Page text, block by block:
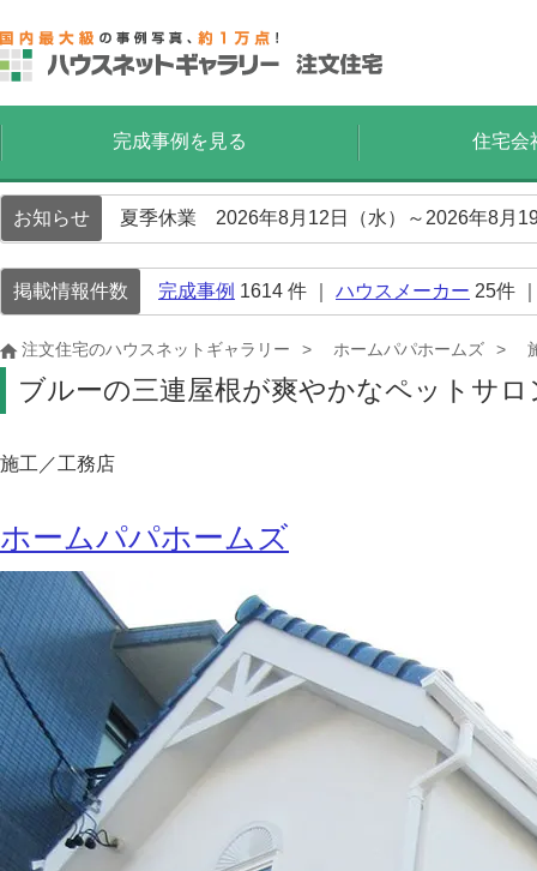
完成事例を見る 住宅会
お知らせ 夏季休業 2026年8月12日（水）～2026年8月
掲載情報件数 完成事例 1614 件 ｜ ハウスメーカー 25件
注文住宅のハウスネットギャラリー ホームパパホームズ
ブルーの三連屋根が爽やかなペットサロ
施工／工務店
ホームパパホームズ